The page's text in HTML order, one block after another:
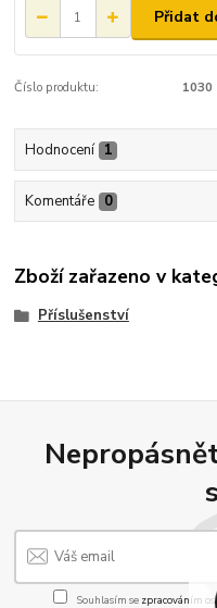
Přidat
Číslo produktu: 1030
Hodnocení 1
Komentáře 0
Zboží zařazeno v
Příslušenství
Souhlasím se zpracováním